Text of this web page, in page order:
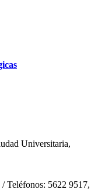
Universitaria,
Teléfonos: 5622 9517,